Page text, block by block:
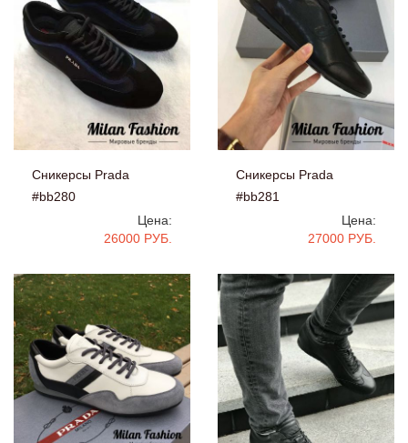
Сникерсы Prada
#bb280
Цена:
26000 РУБ.
Сникерсы Prada
#bb281
Цена:
27000 РУБ.